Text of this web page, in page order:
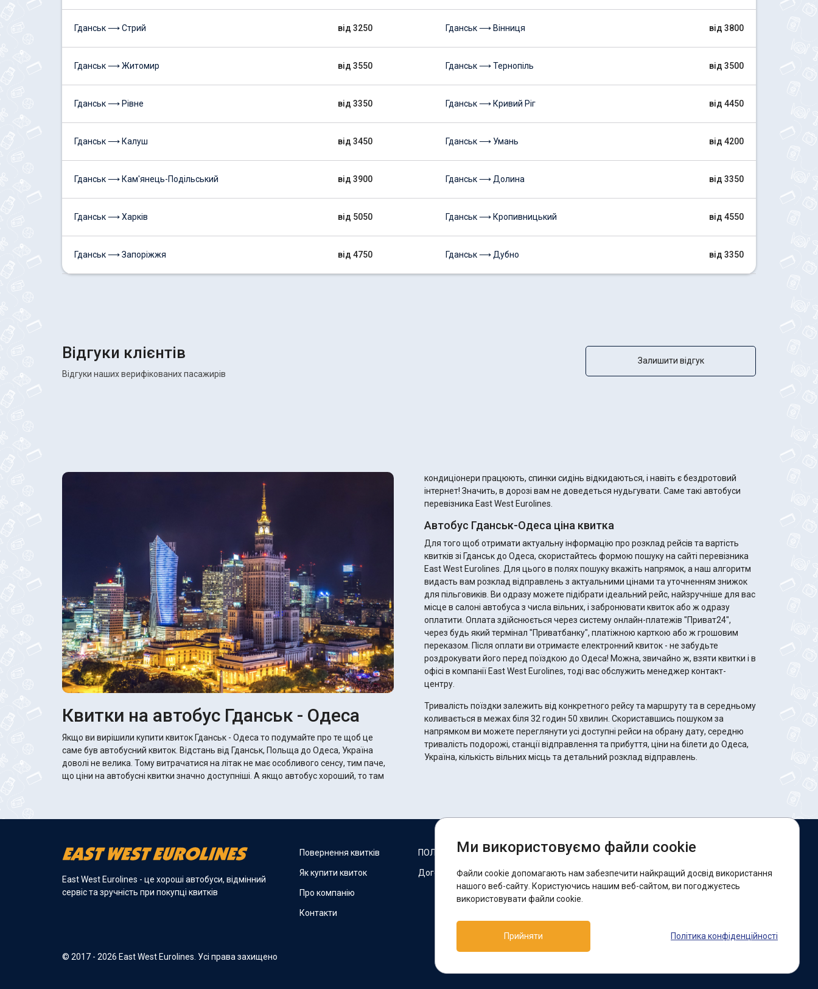
Гданськ ⟶ Стрий від 3250
Гданськ ⟶ Житомир від 3550
Гданськ ⟶ Рівне від 3350
Гданськ ⟶ Калуш від 3450
Гданськ ⟶ Кам'янець-Подільський від 3900
Гданськ ⟶ Харків від 5050
Гданськ ⟶ Запоріжжя від 4750
Гданськ ⟶ Вінниця від 3800
Гданськ ⟶ Тернопіль від 3500
Гданськ ⟶ Кривий Ріг від 4450
Гданськ ⟶ Умань від 4200
Гданськ ⟶ Долина від 3350
Гданськ ⟶ Кропивницький від 4550
Гданськ ⟶ Дубно від 3350
Відгуки клієнтів
Відгуки наших верифікованих пасажирів
Залишити відгук
Квитки на автобус Гданськ - Одеса
Якщо ви вирішили купити квиток Гданськ - Одеса то подумайте про те щоб це
саме був автобусний квиток. Відстань від Гданськ, Польща до Одеса, Україна
доволі не велика. Тому витрачатися на літак не має особливого сенсу, тим паче,
що ціни на автобусні квитки значно доступніші. А якщо автобус хороший, то там
кондиціонери працюють, спинки сидінь відкидаються, і навіть є бездротовий
інтернет! Значить, в дорозі вам не доведеться нудьгувати. Саме такі автобуси
перевізника East West Eurolines.
Автобус Гданськ-Одеса ціна квитка
Для того щоб отримати актуальну інформацію про розклад рейсів та вартість
квитків зі Гданськ до Одеса, скористайтесь формою пошуку на сайті перевізника
East West Eurolines. Для цього в полях пошуку вкажіть напрямок, а наш алгоритм
видасть вам розклад відправлень з актуальними цінами та уточненням знижок
для пільговиків. Ви одразу можете підібрати ідеальний рейс, найзручніше для вас
місце в салоні автобуса з числа вільних, і забронювати квиток або ж одразу
оплатити. Оплата здійснюється через систему онлайн-платежів "Приват24",
через будь який термінал "Приватбанку", платіжною карткою або ж грошовим
переказом. Після оплати ви отримаєте електронний квиток - не забудьте
роздрокувати його перед поїздкою до Одеса! Можна, звичайно ж, взяти квитки і в
офісі в компанії East West Eurolines, тоді вас обслужить менеджер контакт-
центру.
Тривалість поїздки залежить від конкретного рейсу та маршруту та в середньому
коливається в межах біля 32 годин 50 хвилин. Скориставшись пошуком за
напрямком ви можете переглянути усі доступні рейси на обрану дату, середню
тривалість подорожі, станції відправлення та прибуття, ціни на білети до Одеса,
Україна, кількість вільних місць та детальний розклад відправлень.
East West Eurolines - це хороші автобуси, відмінний
сервіс та зручність при покупці квитків
© 2017 - 2026 East West Eurolines. Усі права захищено
Повернення квитків
Як купити квиток
Про компанію
Контакти
ПОЛІТИКА COOKIES
Договір оферти
Ми в соцмережах:
Facebook
Підтримка:
Telegram-бот
Ми використовуємо файли cookie
Файли cookie допомагають нам забезпечити найкращий досвід використання
нашого веб-сайту. Користуючись нашим веб-сайтом, ви погоджуєтесь
використовувати файли cookie.
Прийняти Політика конфіденційності